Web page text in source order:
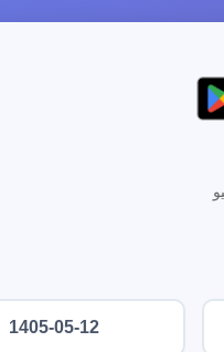
1405-05-12